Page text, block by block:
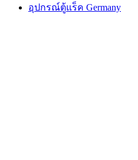
อุปกรณ์ตู้แร็ค Germany